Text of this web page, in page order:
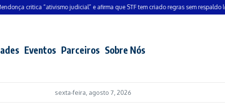
critica “ativismo judicial” e afirma que STF tem criado regras sem respaldo legal
Eventos Parceiros Sobre Nós
sexta-feira, agosto 7, 2026